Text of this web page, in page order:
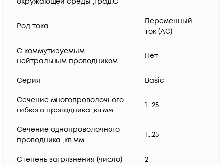
Род тока
Переменный
ток (AC)
С коммутируемым
нейтральным проводником
Нет
Серия Basic
Сечение многопроволочного
гибкого проводника ,кв.мм
1...25
Сечение однопроволочного
проводника ,кв.мм
1...25
Степень загрязнения (число) 2